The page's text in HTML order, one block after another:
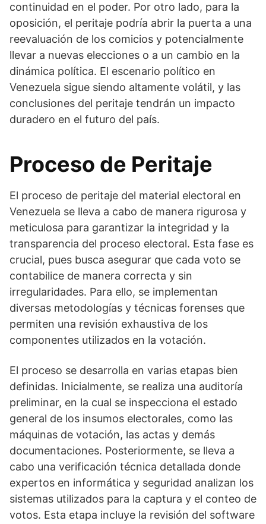
continuidad en el poder. Por otro lado, para la
oposición, el peritaje podría abrir la puerta a una
reevaluación de los comicios y potencialmente
llevar a nuevas elecciones o a un cambio en la
dinámica política. El escenario político en
Venezuela sigue siendo altamente volátil, y las
conclusiones del peritaje tendrán un impacto
duradero en el futuro del país.
Proceso de Peritaje
El proceso de peritaje del material electoral en
Venezuela se lleva a cabo de manera rigurosa y
meticulosa para garantizar la integridad y la
transparencia del proceso electoral. Esta fase es
crucial, pues busca asegurar que cada voto se
contabilice de manera correcta y sin
irregularidades. Para ello, se implementan
diversas metodologías y técnicas forenses que
permiten una revisión exhaustiva de los
componentes utilizados en la votación.
El proceso se desarrolla en varias etapas bien
definidas. Inicialmente, se realiza una auditoría
preliminar, en la cual se inspecciona el estado
general de los insumos electorales, como las
máquinas de votación, las actas y demás
documentaciones. Posteriormente, se lleva a
cabo una verificación técnica detallada donde
expertos en informática y seguridad analizan los
sistemas utilizados para la captura y el conteo de
votos. Esta etapa incluye la revisión del software